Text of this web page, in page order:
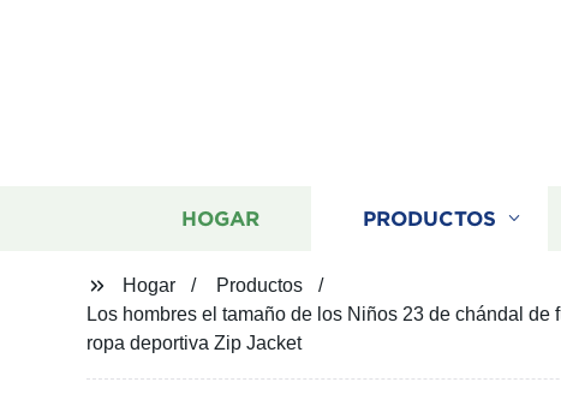
HOGAR PRODUCTOS
Hogar
Productos
Los hombres el tamaño de los Niños 23 de chándal
ropa deportiva Zip Jacket